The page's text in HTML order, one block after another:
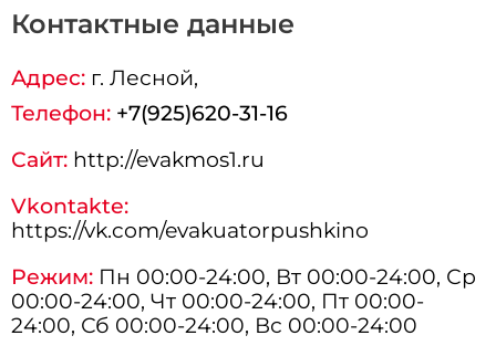
Контактные данные
Адрес: г.Лесной,
Телефон: +7(925)620-31-16
Сайт: http://evakmos1.ru
Vkontakte:
https://vk.com/evakuatorpushkino
Режим: Пн 00:00-24:00, Вт 00:00-24:00, Ср
00:00-24:00, Чт 00:00-24:00, Пт 00:00-
24:00, Сб 00:00-24:00, Вс 00:00-24:00